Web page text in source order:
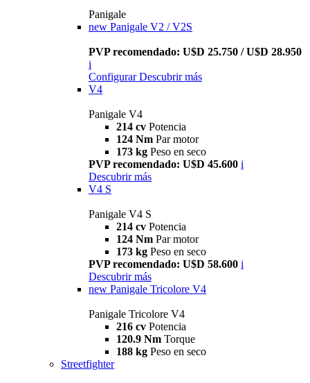
Panigale
new Panigale V2 / V2S
PVP recomendado: U$D 25.750 / U$D 28.950
i
Configurar Descubrir más
V4
Panigale V4
214 cv Potencia
124 Nm Par motor
173 kg Peso en seco
PVP recomendado: U$D 45.600 i
Descubrir más
V4 S
Panigale V4 S
214 cv Potencia
124 Nm Par motor
173 kg Peso en seco
PVP recomendado: U$D 58.600 i
Descubrir más
new Panigale Tricolore V4
Panigale Tricolore V4
216 cv Potencia
120.9 Nm Torque
188 kg Peso en seco
Streetfighter